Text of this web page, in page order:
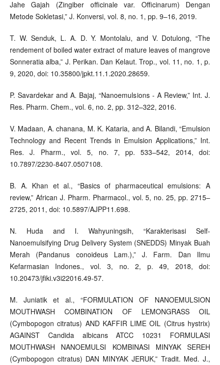
Jahe Gajah (Zingiber officinale var. Officinarum) Dengan
Metode Sokletasi,” J. Konversi, vol. 8, no. 1, pp. 9–16, 2019.
T. W. Senduk, L. A. D. Y. Montolalu, and V. Dotulong, “The
rendement of boiled water extract of mature leaves of mangrove
Sonneratia alba,” J. Perikan. Dan Kelaut. Trop., vol. 11, no. 1, p.
9, 2020, doi: 10.35800/jpkt.11.1.2020.28659.
P. Savardekar and A. Bajaj, “Nanoemulsions - A Review,” Int. J.
Res. Pharm. Chem., vol. 6, no. 2, pp. 312–322, 2016.
V. Madaan, A. chanana, M. K. Kataria, and A. Bilandi, “Emulsion
Technology and Recent Trends in Emulsion Applications,” Int.
Res. J. Pharm., vol. 5, no. 7, pp. 533–542, 2014, doi:
10.7897/2230-8407.0507108.
B. A. Khan et al., “Basics of pharmaceutical emulsions: A
review,” African J. Pharm. Pharmacol., vol. 5, no. 25, pp. 2715–
2725, 2011, doi: 10.5897/AJPP11.698.
N. Huda and I. Wahyuningsih, “Karakterisasi Self-
Nanoemulsifying Drug Delivery System (SNEDDS) Minyak Buah
Merah (Pandanus conoideus Lam.),” J. Farm. Dan Ilmu
Kefarmasian Indones., vol. 3, no. 2, p. 49, 2018, doi:
10.20473/jfiki.v3i22016.49-57.
M. Juniatik et al., “FORMULATION OF NANOEMULSION
MOUTHWASH COMBINATION OF LEMONGRASS OIL
(Cymbopogon citratus) AND KAFFIR LIME OIL (Citrus hystrix)
AGAINST Candida albicans ATCC 10231 FORMULASI
MOUTHWASH NANOEMULSI KOMBINASI MINYAK SEREH
(Cymbopogon citratus) DAN MINYAK JERUK,” Tradit. Med. J.,